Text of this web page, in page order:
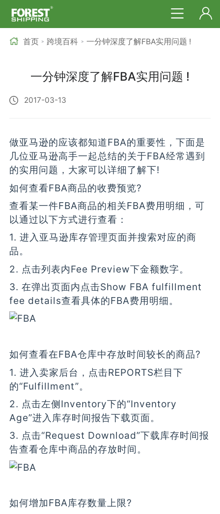
首页 > 跨境百科 > 一分钟深度了解FBA实用问题 !
一分钟深度了解FBA实用问题 !
2017-03-13
做亚马逊的应该都知道FBA的重要性，下面是
几位亚马逊高手一起总结的关于FBA经常遇到
的实用问题，大家可以详细了解下!
如何查看FBA商品的收费预览?
查看某一件FBA商品的相关FBA费用明细，可
以通过以下方式进行查看：
1. 进入亚马逊库存管理页面并搜索对应的商
品。
2. 点击列表内Fee Preview下金额数字。
3. 在弹出页面内点击Show FBA fulfillment
fee details查看具体的FBA费用明细。
如何查看在FBA仓库中存放时间较长的商品?
1. 进入卖家后台，点击REPORTS栏目下
的“Fulfillment”。
2. 点击左侧Inventory下的“Inventory
Age”进入库存时间报告下载页面。
3. 点击“Request Download”下载库存时间报
告查看仓库中商品的存放时间。
如何增加FBA库存数量上限?